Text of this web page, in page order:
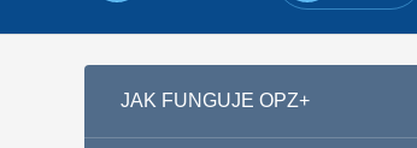
JAK FUNGUJE OPZ+